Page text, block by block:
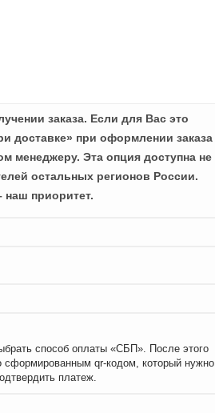
заказа. Если для Вас это
доставке» при оформлении заказа
менеджеру. Эта опция доступна не
остальных регионов России.
наш приоритет.
способ оплаты «СБП». После этого
сформированным qr-кодом, который нужно
платеж.